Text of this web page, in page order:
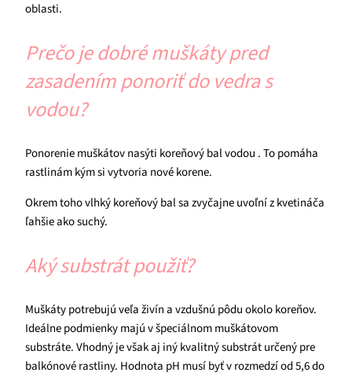
oblasti.
Prečo je dobré muškáty pred
zasadením ponoriť do vedra s
vodou?
Ponorenie muškátov nasýti koreňový bal vodou . To pomáha
rastlinám kým si vytvoria nové korene.
Okrem toho vlhký koreňový bal sa zvyčajne uvoľní z kvetináča
ľahšie ako suchý.
Aký substrát použiť?
Muškáty potrebujú veľa živín a vzdušnú pôdu okolo koreňov.
Ideálne podmienky majú v špeciálnom muškátovom
substráte. Vhodný je však aj iný kvalitný substrát určený pre
balkónové rastliny. Hodnota pH musí byť v rozmedzí od 5,6 do